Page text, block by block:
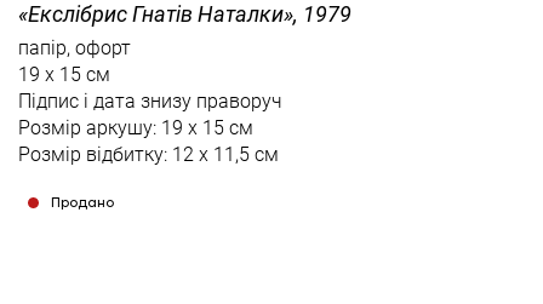
«Екслібрис Гнатів Наталки», 1979
папір, офорт
19 x 15 см
Підпис і дата знизу праворуч
Розмір аркушу: 19 х 15 см
Розмір відбитку: 12 х 11,5 см
Продано